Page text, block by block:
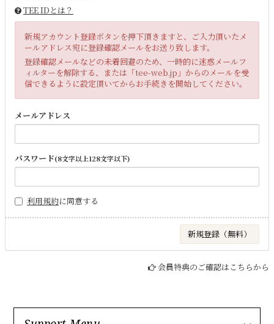
TEE IDとは？
新規アカウント登録ボタンを押下頂きますと、ご入力頂いたメ
ールアドレス宛に登録確認メールをお送り致します。
登録確認メールなどの未着回避のため、一時的に迷惑メールフ
ィルターを解除する、または「tee-web.jp」からのメールを受
信できるように設定頂いてからお手続きを開始してください。
メールアドレス
パスワード(8文字以上128文字以下)
利用規約に同意する
会員特典のご確認はこちらから